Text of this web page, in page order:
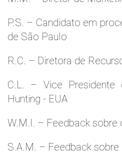
P.S. – Candidato em
de São Paulo
R.C. – Diretora de
C.L. – Vice
Hunting - EUA
W.M.l. – Feedback sobre
S.A.M. – Feedback sobre